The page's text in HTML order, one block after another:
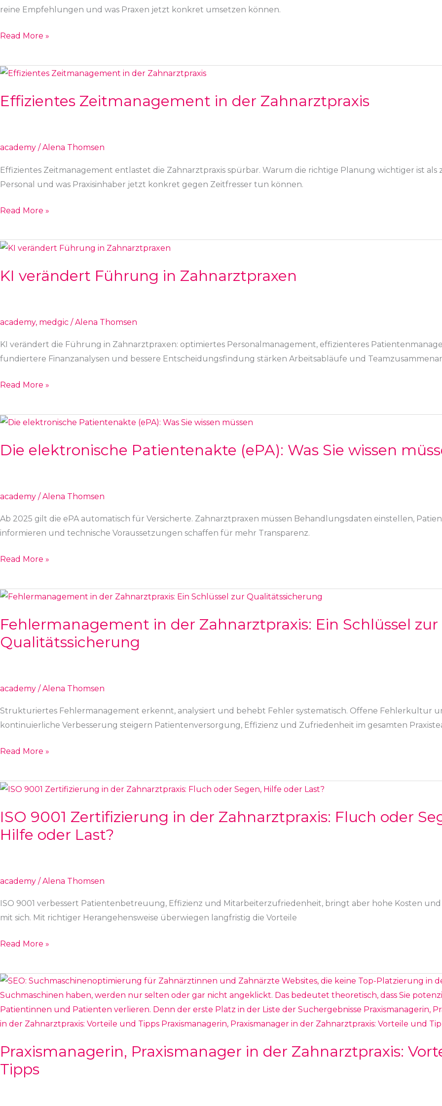
reine Empfehlungen und was Praxen jetzt konkret umsetzen können.
Read More »
Effizientes Zeitmanagement in der Zahnarztpraxis
academy /Alena Thomsen
Effizientes Zeitmanagement entlastet die Zahnarztpraxis spürbar. Warum die richtige Planung wichtiger ist als
Personal und was Praxisinhaber jetzt konkret gegen Zeitfresser tun können.
Effizientes
in
Read More »
KI verändert Führung in Zahnarztpraxen
academy, medgic /Alena Thomsen
KI verändert die Führung in Zahnarztpraxen: optimiertes Personalmanagement, effizienteres
fundiertere Finanzanalysen und bessere Entscheidungsfindung stärken Arbeitsabläufe und
KI
Führung
Read More »
Die elektronische Patientenakte (ePA): Was Sie wissen
academy /Alena Thomsen
Ab 2025 gilt die ePA automatisch für Versicherte. Zahnarztpraxen müssen Behandlungsdaten einstellen,
informieren und technische Voraussetzungen schaffen für mehr Transparenz.
Die
Patientenakte
Sie
müssen
Read More »
Fehlermanagement in der Zahnarztpraxis: Ein Schlüssel zur
Qualitätssicherung
academy /Alena Thomsen
Strukturiertes Fehlermanagement erkennt, analysiert und behebt Fehler systematisch. Offene Fehlerkultur
kontinuierliche Verbesserung steigern Patientenversorgung, Effizienz und Zufriedenheit im gesamten
Fehlermanagement
der
Zahnarztpraxis:
Qualitätssicherung
Read More »
ISO 9001 Zertifizierung in der Zahnarztpraxis: Fluch oder
Hilfe oder Last?
academy /Alena Thomsen
ISO 9001 verbessert Patientenbetreuung, Effizienz und Mitarbeiterzufriedenheit, bringt aber hohe Kosten
mit sich. Mit richtiger Herangehensweise überwiegen langfristig die Vorteile
ISO
Zertifizierung
in
Segen,
Hilfe
Last?
Read More »
Praxismanagerin, Praxismanager in der Zahnarztpraxis:
Tipps
Praxismanagerin,
Praxismanager
in
der
Vorteile
und
Tipps